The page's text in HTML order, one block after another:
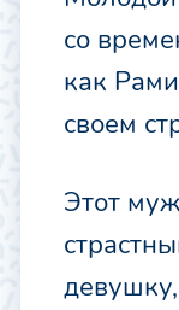
со
как
своем
Этот